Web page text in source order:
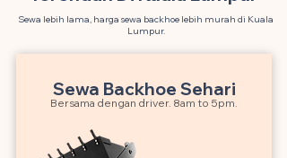
Sewa lebih lama, harga sewa backhoe lebih murah di Kuala
Lumpur.
Sewa Backhoe Sehari
Bersama dengan driver. 8am to 5pm.